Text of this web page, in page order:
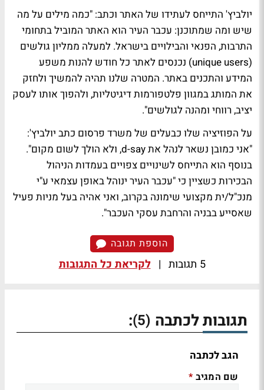
יולביץ' התייחס לעתידו של האתר וכתב: "כמה מילים על מה
שיש ומה שמתוכנן: עכבר העיר הוא האתר המוביל בתחומי
התרבות, הפנאי והבילויים בישראל. למעלה ממליון גולשים
(unique users) נכנסים לאתר כל חודש להנות משפע
המידע והתכנים באתר. המטרה שלנו תהיה להמשיך ולחזק
את המותג במגוון פלטפורמות דיגיטליות, ולהפוך אותו לעסק
יציב, רווחי ומהנה לגולשים".
על הפוזיציה שלו כבעלים של משרד פרסום כתב יולביץ':
"אני כמובן נשאר לנהל את d-say, ולא הולך לשום מקום".
בנוסף הוא התייחס לשינויים צפויים בעמדות הניהול
הבכירות כשציין כי "עכבר העיר ינוהל באופן עצמאי ע"י
מנכ"ל/ית מקצועי שימונה בקרוב, ואני אהיה בעל מניות פעיל
שאסייע בבניה והרחבת עסקי העכבר".
הוספת תגובה
5 תגובות | לקריאת כל התגובות
תגובות לכתבה (5)
:
הגב לכתבה
שם המגיב *